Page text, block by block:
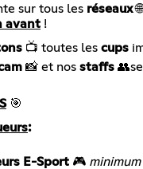
sur tous les réseaux
avant !
📺 toutes les cups
📸 et nos staffs
🎯
:
E-Sport 🎮